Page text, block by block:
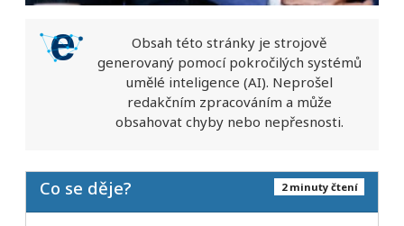
Obsah této stránky je strojově
generovaný pomocí pokročilých systémů
umělé inteligence (AI). Neprošel
redakčním zpracováním a může
obsahovat chyby nebo nepřesnosti.
2 minuty čtení
Co se děje?